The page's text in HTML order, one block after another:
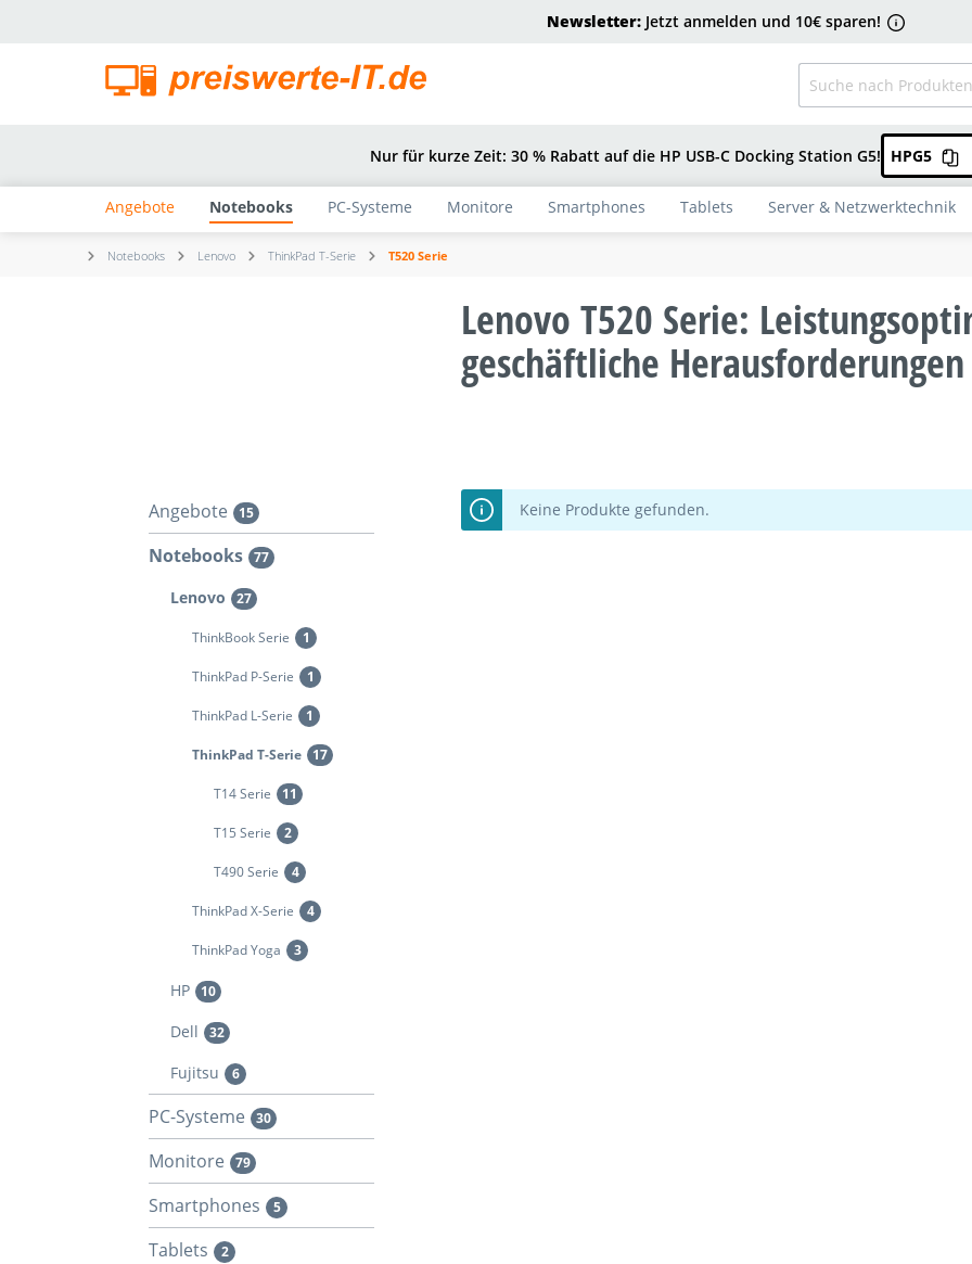
Newsletter:Jetzt anmelden und 10€ sparen!
Nur für kurze Zeit: 30 % Rabatt auf die HP USB-C Docking Station G5! HPG5
Angebote Notebooks PC-Systeme Monitore Smartphones Tablets Server & Netzwerktechnik
Notebooks Lenovo ThinkPad T-Serie T520 Serie
Lenovo T520 Serie:
geschäftliche Herausforderungen
Angebote 15
Notebooks 77
Lenovo 27
ThinkBook Serie 1
ThinkPad P-Serie 1
ThinkPad L-Serie 1
ThinkPad T-Serie 17
T14 Serie 11
T15 Serie 2
T490 Serie 4
ThinkPad X-Serie 4
ThinkPad Yoga 3
HP 10
Dell 32
Fujitsu 6
PC-Systeme 30
Monitore 79
Smartphones 5
Tablets 2
Keine Produkte gefunden.